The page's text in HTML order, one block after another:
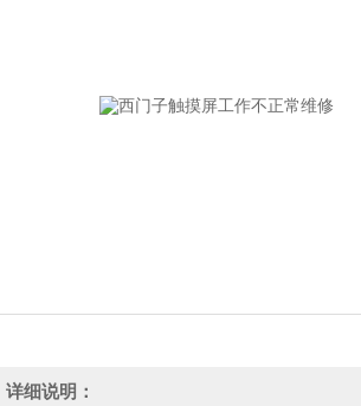
详细说明：